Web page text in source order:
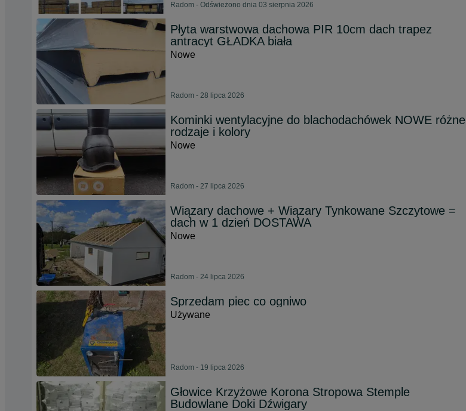
Radom - Odświeżono dnia 03 sierpnia 2026
Płyta warstwowa dachowa PIR 10cm dach trapez
antracyt GŁADKA biała
Nowe
Radom - 28 lipca 2026
Kominki wentylacyjne do blachodachówek NOWE różne
rodzaje i kolory
Nowe
Radom - 27 lipca 2026
Wiązary dachowe + Wiązary Tynkowane Szczytowe =
dach w 1 dzień DOSTAWA
Nowe
Radom - 24 lipca 2026
Sprzedam piec co ogniwo
Używane
Radom - 19 lipca 2026
Głowice Krzyżowe Korona Stropowa Stemple
Budowlane Doki Dźwigary